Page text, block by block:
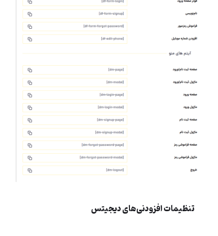
تنظیمات افزودنی‌های دیجیتس